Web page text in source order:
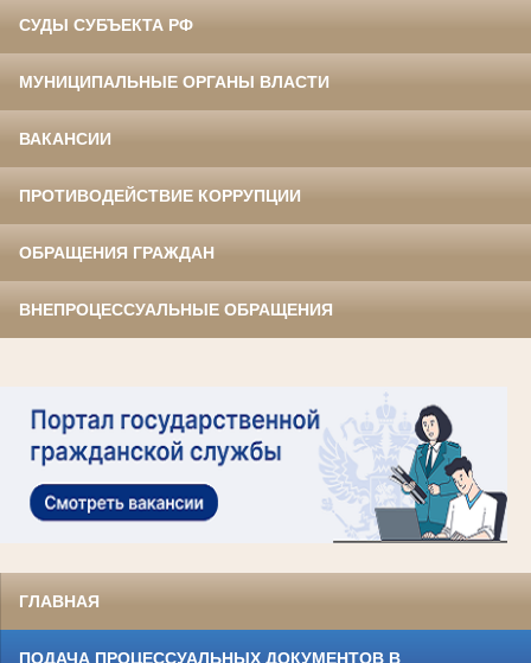
СУДЫ СУБЪЕКТА РФ
МУНИЦИПАЛЬНЫЕ ОРГАНЫ ВЛАСТИ
ВАКАНСИИ
ПРОТИВОДЕЙСТВИЕ КОРРУПЦИИ
ОБРАЩЕНИЯ ГРАЖДАН
ВНЕПРОЦЕССУАЛЬНЫЕ ОБРАЩЕНИЯ
ГЛАВНАЯ
ПОДАЧА ПРОЦЕССУАЛЬНЫХ ДОКУМЕНТОВ В